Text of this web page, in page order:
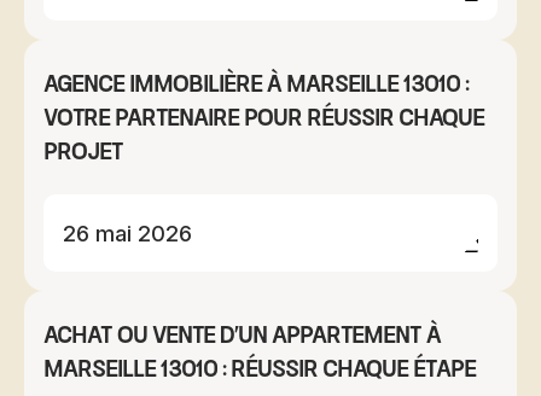
Agence immobilière à Marseille 13010 :
votre partenaire pour réussir chaque
projet
26 mai 2026
Achat ou vente d'un appartement à
Marseille 13010 : réussir chaque étape